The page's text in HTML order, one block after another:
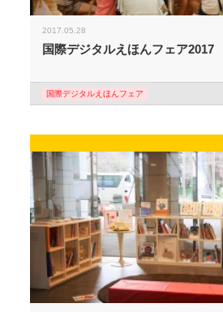
2017.05.28
国際デジタルえほんフェア
国際デジタルえほんフェア